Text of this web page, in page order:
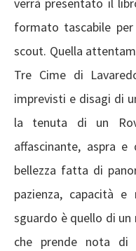
verrà presentato il
formato tascabile
scout. Quella
Tre Cime di
imprevisti e disagi di
la tenuta di un
affascinante, aspra
bellezza fatta di
pazienza, capacità
sguardo è quello di un
che prende nota di